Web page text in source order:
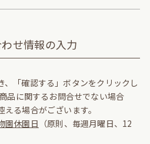
せ情報の入力
、「確認する」ボタンをクリックし
品に関するお問合せでない場合
る場合がございます。
園休園日 （原則、毎週月曜日、12